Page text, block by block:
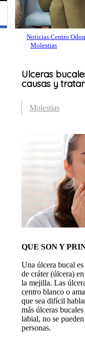
Noticias Centro
Molestias
Ulceras
causas y
Molestias
QUE SON Y
Una úlcera bucal
de cráter (úlcera)
la mejilla. Las
centro blanco o
que sea difícil
más úlceras
labial, no se
personas.